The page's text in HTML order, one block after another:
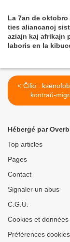
La 7an de oktobro
ties aliancanoj
aziajn kaj afrikajn
laboris en la
< Ĉilio : ksenofobio : nova
kontraŭ-
manifestacio
Hébergé par
Top articles
Pages
Contact
Signaler un abus
C.G.U.
Cookies et
Préférences cookies